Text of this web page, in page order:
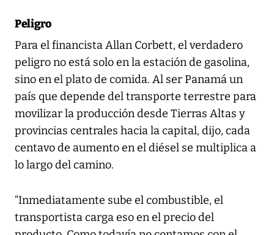
Peligro
Para el financista Allan Corbett, el verdadero
peligro no está solo en la estación de gasolina,
sino en el plato de comida. Al ser Panamá un
país que depende del transporte terrestre para
movilizar la producción desde Tierras Altas y
provincias centrales hacia la capital, dijo, cada
centavo de aumento en el diésel se multiplica a
lo largo del camino.
“Inmediatamente sube el combustible, el
transportista carga eso en el precio del